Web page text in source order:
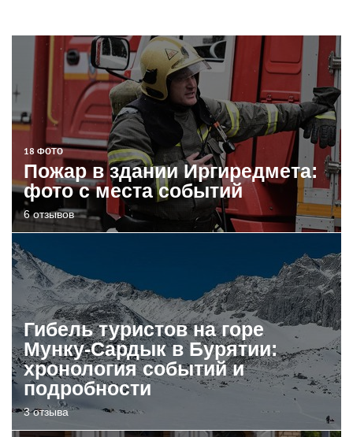
18 ФОТО
Пожар в здании Иргиредмета:
фото с места событий
6 отзывов
Гибель туристов на горе
Мунку-Сардык в Бурятии:
хронология событий и
подробности
3 отзыва